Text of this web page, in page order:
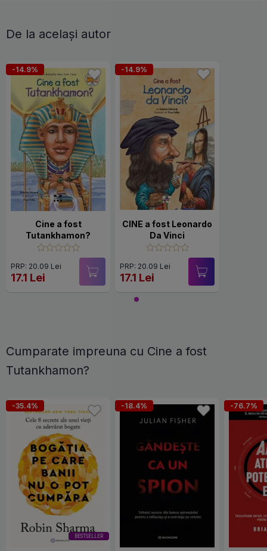
De la același autor
-14.9%
Cine a fost
Tutankhamon?
PRP: 20.09 Lei
17.1 Lei
-14.9%
CINE a fost Leonardo
Da Vinci
PRP: 20.09 Lei
17.1 Lei
Cumparate impreuna cu Cine a fost
Tutankhamon?
BESTSELLER
-35.4% -18.4% -76.7%